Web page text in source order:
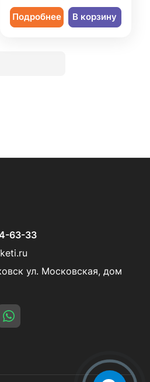
Подробнее В корзину
63-33
ул. Московская, дом